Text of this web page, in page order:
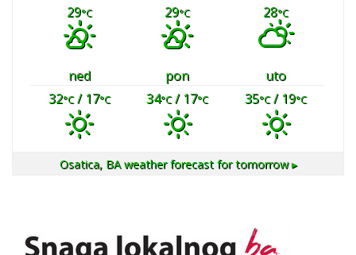
29°C 29°C 28°C
ned pon
uto
32°C/ 17°C 34°C/ 17°C 35°C/ 19°C
Osatica, BAweather forecast for tomorrow ▸